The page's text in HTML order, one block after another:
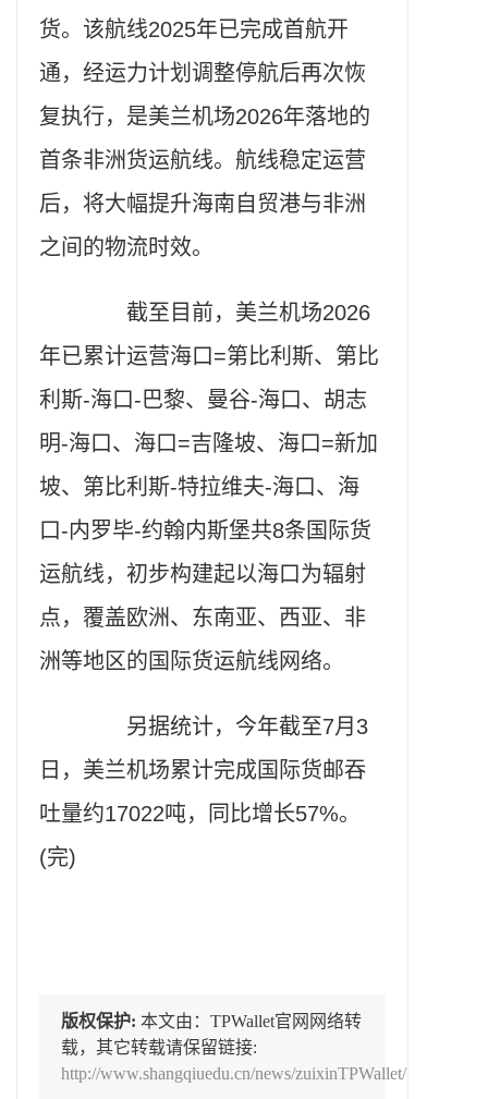
货。该航线2025年已完成首航开
通，经运力计划调整停航后再次恢
复执行，是美兰机场2026年落地的
首条非洲货运航线。航线稳定运营
后，将大幅提升海南自贸港与非洲
之间的物流时效。
截至目前，美兰机场2026
年已累计运营海口=第比利斯、第比
利斯-海口-巴黎、曼谷-海口、胡志
明-海口、海口=吉隆坡、海口=新加
坡、第比利斯-特拉维夫-海口、海
口-内罗毕-约翰内斯堡共8条国际货
运航线，初步构建起以海口为辐射
点，覆盖欧洲、东南亚、西亚、非
洲等地区的国际货运航线网络。
另据统计，今年截至7月3
日，美兰机场累计完成国际货邮吞
吐量约17022吨，同比增长57%。
(完)
版权保护: 本文由：TPWallet官网网络转
载，其它转载请保留链接:
http://www.shangqiuedu.cn/news/zuixinTPWallet/1317.html